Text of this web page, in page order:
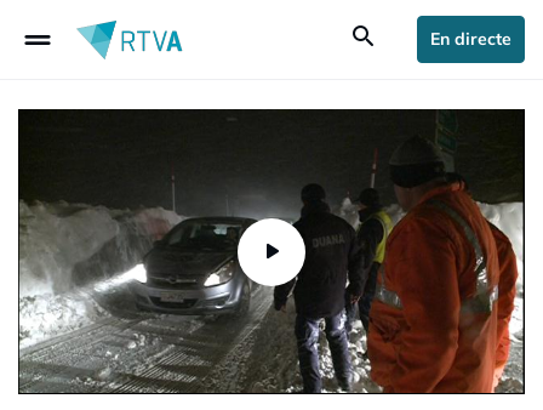
drag_handle search En directe